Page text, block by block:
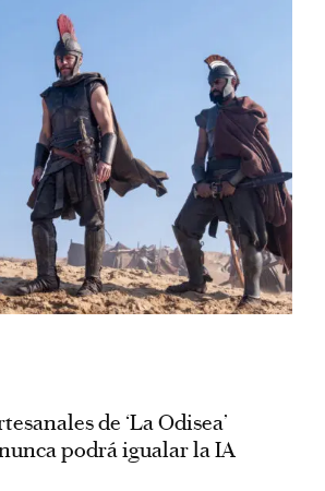
de ‘La Odisea’
podrá igualar la IA